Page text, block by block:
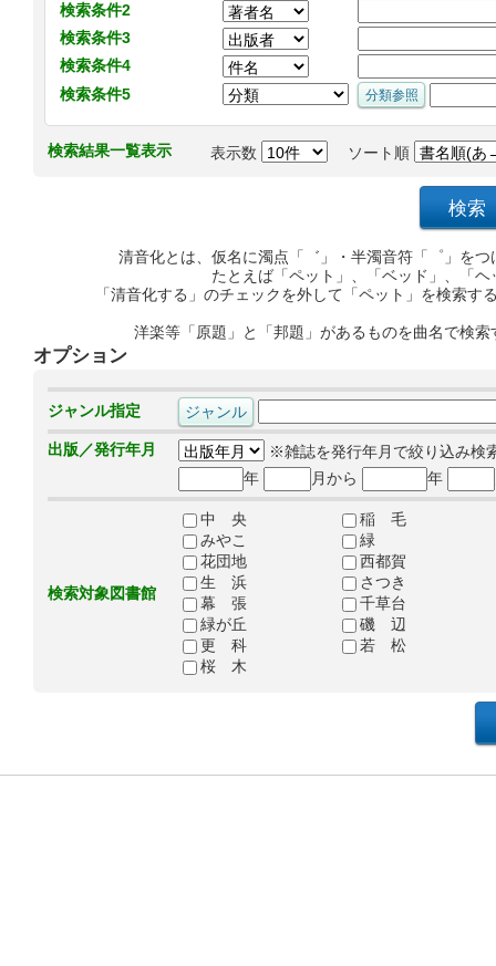
検索条件2
検索条件3
検索条件4
検索条件5
検索結果一覧表示 表示数 ソート順
清音化とは、仮名に濁点「゛」・半濁音符「゜」を
たとえば「ペット」、「ベッド」、「
「清音化する」のチェックを外して「ペット」を検索
洋楽等「原題」と「邦題」があるものを曲名で検
オプション
ジャンル指定
出版／発行年月
※雑誌を発行年月で絞り込み検
年
月から 年
検索対象図書館
中 央
稲 毛
みやこ
緑
花団地
西都賀
生 浜
さつき
幕 張
千草台
緑が丘
磯 辺
更 科
若 松
桜 木